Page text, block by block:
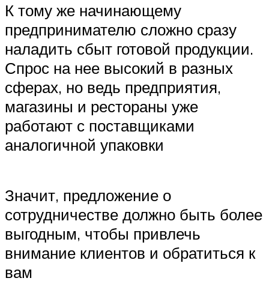
К тому же начинающему
предпринимателю сложно сразу
наладить сбыт готовой продукции.
Спрос на нее высокий в разных
сферах, но ведь предприятия,
магазины и рестораны уже
работают с поставщиками
аналогичной упаковки
Значит, предложение о
сотрудничестве должно быть более
выгодным, чтобы привлечь
внимание клиентов и обратиться к
вам